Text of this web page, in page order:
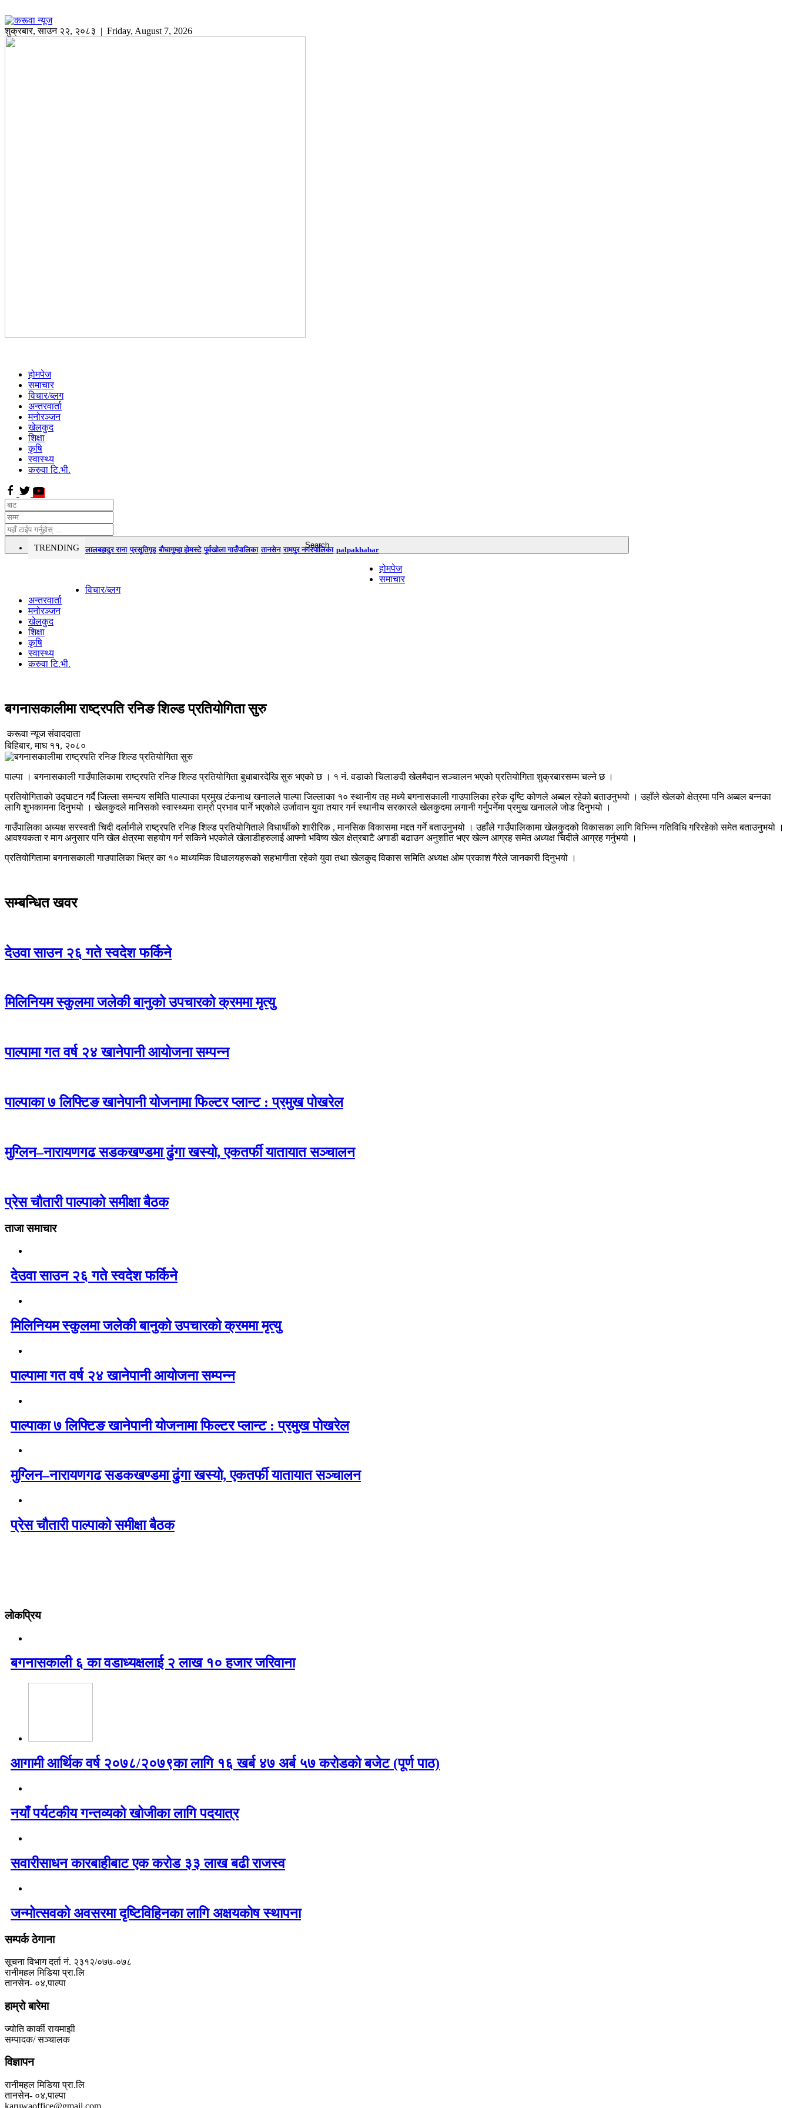
शुक्रबार,साउन २२, २०८३ | Friday, August 7, 2026
होमपेज
समाचार
विचार/ब्लग
अन्तरवार्ता
मनोरञ्जन
खेलकुद
शिक्षा
कृषि
स्वास्थ्य
करुवा टि.भी.
TRENDING लालबहादुर राना प्रसूतिगृह बौघागुम्हा होमस्टे पूर्वखोला गाउँपालिका तानसेन रामपुर नगरपालिका palpakhabar
होमपेज
समाचार
विचार/ब्लग
अन्तरवार्ता
मनोरञ्जन
खेलकुद
शिक्षा
कृषि
स्वास्थ्य
करुवा टि.भी.
बगनासकालीमा राष्ट्रपति रनिङ शिल्ड प्रतियोगिता सुरु
करूवा न्यूज संवाददाता
बिहिबार, माघ ११, २०८०
पाल्पा । बगनासकाली गाउँपालिकामा राष्ट्रपति रनिङ शिल्ड प्रतियोगिता बुधाबारदेखि सुरु भएको छ । १ नं. वडाको चिलाङदी खेलमैदान सञ्चालन भएको प्रतियोगिता शुक्रबारसम्म चल्ने छ ।
प्रतियोगिताको उद्घाटन गर्दै जिल्ला समन्वय समिति पाल्पाका प्रमुख टंकनाथ खनालले पाल्पा जिल्लाका १० स्थानीय तह मध्ये बगनासकाली गाउपालिका हरेक दृष्टि कोणले अब्बल रहेको बताउनुभयो । उहाँले खेलको क्षेत्रमा पनि अब्बल बन्नका
लागि शुभकामना दिनुभयो । खेलकुदले मानिसको स्वास्थ्यमा राम्रो प्रभाव पार्ने भएकोले उर्जावान युवा तयार गर्न स्थानीय सरकारले खेलकुदमा लगानी गर्नुपर्नेमा प्रमुख खनालले जोड दिनुभयो ।
गाउँपालिका अध्यक्ष सरस्वती चिदी दर्लामीले राष्ट्रपति रनिङ शिल्ड प्रतियोगिताले विधार्थीको शारीरिक , मानसिक विकासमा मद्दत गर्ने बताउनुभयो । उहाँले गाउँपालिकामा खेलकुदको विकासका लागि विभिन्न गतिविधि गरिरहेको समेत बताउनुभयो ।
आवश्यकता र माग अनुसार पनि खेल क्षेत्रमा सहयोग गर्न सकिने भएकोले खेलाडीहरुलाई आफ्नो भविष्य खेल क्षेत्रबाटै अगाडी बढाउन अनुशाीत भएर खेल्न आग्रह समेत अध्यक्ष चिदीले आग्रह गर्नुभयो ।
प्रतियोगितामा बगनासकाली गाउपालिका भित्र का १० माध्यमिक विधालयहरूको सहभागीता रहेको युवा तथा खेलकुद विकास समिति अध्यक्ष ओम प्रकाश गैरेले जानकारी दिनुभयो ।
सम्बन्धित खवर
देउवा साउन २६ गते स्वदेश फर्किने
मिलिनियम स्कुलमा जलेकी बानुको उपचारको क्रममा मृत्यु
पाल्पामा गत वर्ष २४ खानेपानी आयोजना सम्पन्न
पाल्पाका ७ लिफ्टिङ खानेपानी योजनामा फिल्टर प्लान्ट : प्रमुख पोखरेल
मुग्लिन–नारायणगढ सडकखण्डमा ढुंगा खस्यो, एकतर्फी यातायात सञ्चालन
प्रेस चौतारी पाल्पाको समीक्षा बैठक
ताजा समाचार
देउवा साउन २६ गते स्वदेश फर्किने
मिलिनियम स्कुलमा जलेकी बानुको उपचारको क्रममा मृत्यु
पाल्पामा गत वर्ष २४ खानेपानी आयोजना सम्पन्न
पाल्पाका ७ लिफ्टिङ खानेपानी योजनामा फिल्टर प्लान्ट : प्रमुख पोखरेल
मुग्लिन–नारायणगढ सडकखण्डमा ढुंगा खस्यो, एकतर्फी यातायात सञ्चालन
प्रेस चौतारी पाल्पाको समीक्षा बैठक
लोकप्रिय
बगनासकाली ६ का वडाध्यक्षलाई २ लाख १० हजार जरिवाना
आगामी आर्थिक वर्ष २०७८/२०७९का लागि १६ खर्ब ४७ अर्ब ५७ करोडको बजेट (पूर्ण पाठ)
नयाँ पर्यटकीय गन्तव्यको खोजीका लागि पदयात्र
सवारीसाधन कारबाहीबाट एक करोड ३३ लाख बढी राजस्व
जन्मोत्सवको अवसरमा दृष्टिविहिनका लागि अक्षयकोष स्थापना
सम्पर्क ठेगाना
सूचना विभाग दर्ता नं. २३१२/०७७-०७८
रानीमहल मिडिया प्रा.लि
तानसेन- ०४,पाल्पा
हाम्रो बारेमा
ज्योति कार्की रायमाझी
सम्पादक/ सञ्चालक
विज्ञापन
रानीमहल मिडिया प्रा.लि
तानसेन- ०४,पाल्पा